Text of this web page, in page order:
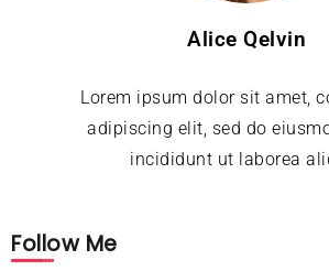
Alice Qelvin
Lorem ipsum dolor sit amet,
adipiscing elit, sed do
incididunt ut laborea
Follow Me